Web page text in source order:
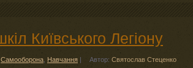
Київського Легіону
Самооборона Навчання | Автор: Святослав Стеценко